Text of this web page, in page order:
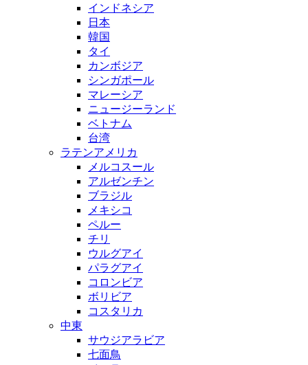
インドネシア
日本
韓国
タイ
カンボジア
シンガポール
マレーシア
ニュージーランド
ベトナム
台湾
ラテンアメリカ
メルコスール
アルゼンチン
ブラジル
メキシコ
ペルー
チリ
ウルグアイ
パラグアイ
コロンビア
ボリビア
コスタリカ
中東
サウジアラビア
七面鳥